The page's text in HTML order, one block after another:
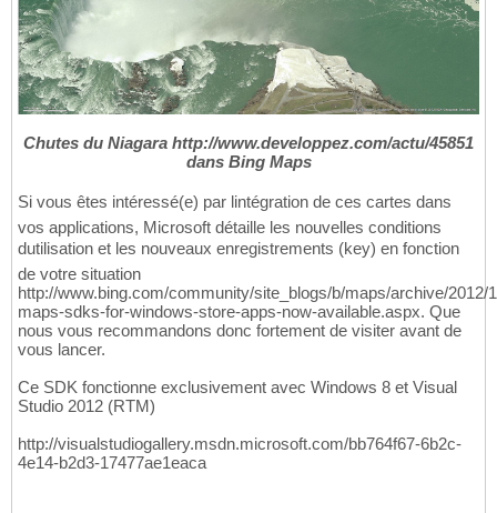
Chutes du Niagara http://www.developpez.com/actu/45851
dans Bing Maps
Si vous êtes intéressé(e) par lintégration de ces cartes dans
vos applications, Microsoft détaille les nouvelles conditions
dutilisation et les nouveaux enregistrements (key) en fonction
de votre situation
http://www.bing.com/community/site_blogs/b/maps/archive/2012/
maps-sdks-for-windows-store-apps-now-available.aspx. Que
nous vous recommandons donc fortement de visiter avant de
vous lancer.
Ce SDK fonctionne exclusivement avec Windows 8 et Visual
Studio 2012 (RTM)
http://visualstudiogallery.msdn.microsoft.com/bb764f67-6b2c-
4e14-b2d3-17477ae1eaca